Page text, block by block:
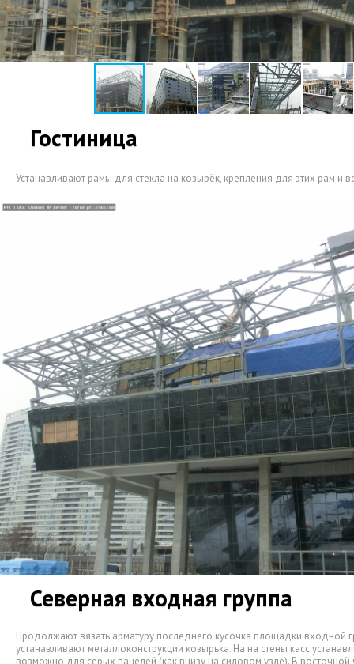
Гостиница
Устанавливают рамы для стекла на козырёк, крепления для этих рам и
Северная входная группа
Продолжают вязать арматуру последнего кусочка площадки входной
устанавливают металлоконструкции козырька. На на стены касс
возможно для серых панелей (как внизу на силовом узле). В